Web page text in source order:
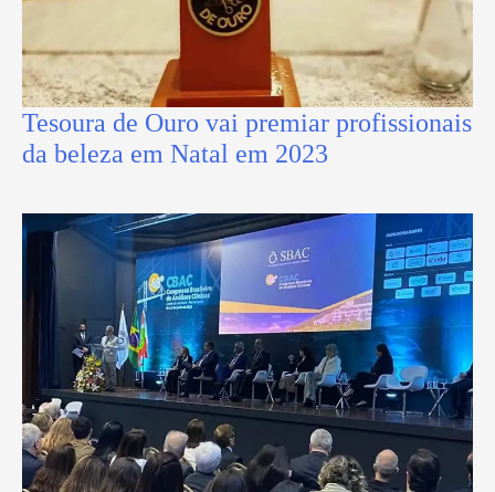
Tesoura de Ouro vai premiar profissionais
da beleza em Natal em 2023